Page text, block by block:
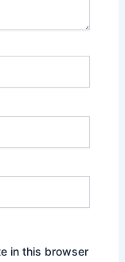
in this browser